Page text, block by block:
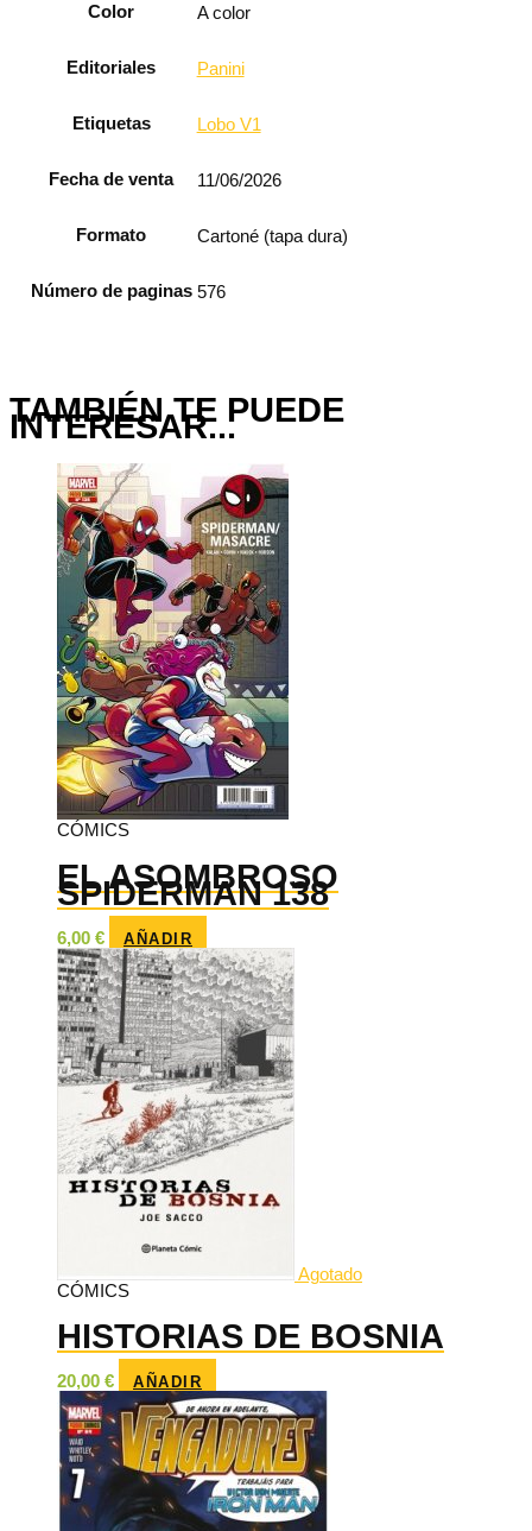
Color A color
Editoriales Panini
Etiquetas Lobo V1
Fecha de venta 11/06/2026
Formato Cartoné (tapa dura)
Número de paginas 576
TAMBIÉN TE PUEDE
INTERESAR...
CÓMICS
EL ASOMBROSO
SPIDERMAN 138
6,00 € AÑADIR
Agotado
CÓMICS
HISTORIAS DE BOSNIA
20,00 € AÑADIR